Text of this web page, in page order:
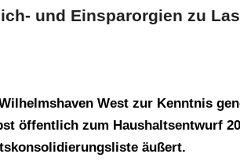
und Einsparorgien zu
West zur Kenntnis
öffentlich zum Haushaltsentwurf
äußert.